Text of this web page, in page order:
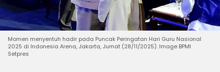
Momen menyentuh hadir pada Puncak Peringatan Hari Guru Nasional
2025 di Indonesia Arena, Jakarta, Jumat (28/11/2025). Image BPMI
Setpres